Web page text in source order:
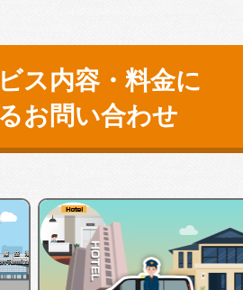
ス内容・料金に
お問い合わせ